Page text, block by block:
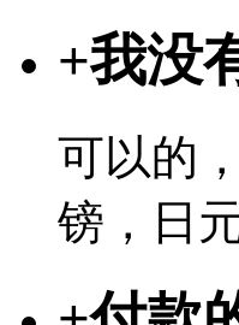
+我没
可以的
镑，日